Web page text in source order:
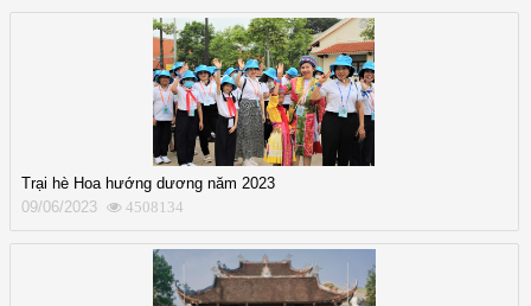
Trại hè Hoa hướng dương năm 2023
09/06/2023
4508134